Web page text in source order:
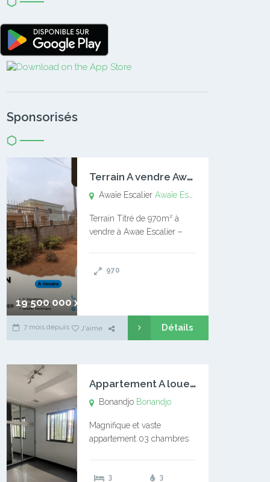
Sponsorisés
19 500 000 xaf
T
errain A vendre Awaïe Escalier
Awaïe EscalierAwaïe Escalier
Terrain Titré de 970m² à
vendre à Awae Escalier –
l’Université Catholique –
970
7 mois depuis J'aime Détails
A
ppartement A louer Bonandjo
Bonandjo Bonandjo
Magnifique et vaste
appartement 03 chambres
douches 01 vaste salon 01
3
3